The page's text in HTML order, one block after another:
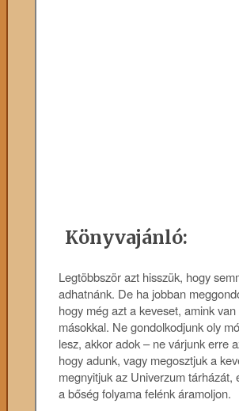
Könyvajánló:
Legtöbbször azt hisszük, hogy
adhatnánk. De ha jobban
hogy még azt a keveset, amink
másokkal. Ne gondolkodjunk oly
lesz, akkor adok – ne várjunk erre
hogy adunk, vagy megosztjuk a
megnyitjuk az Univerzum tárházát,
a bőség folyama felénk áramoljon.